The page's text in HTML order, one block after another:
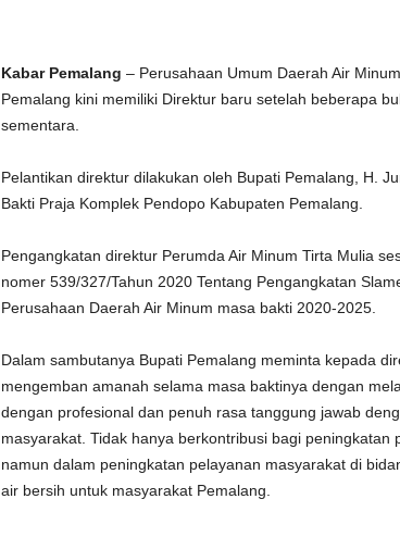
Kabar Pemalang – Perusahaan Umum Daerah Air
Pemalang kini memiliki Direktur baru setelah beberapa
sementara.
Pelantikan direktur dilakukan oleh Bupati Pemalang, H.
Bakti Praja Komplek Pendopo Kabupaten Pemalang.
Pengangkatan direktur Perumda Air Minum Tirta Mulia
nomer 539/327/Tahun 2020 Tentang Pengangkatan
Perusahaan Daerah Air Minum masa bakti 2020-2025.
Dalam sambutanya Bupati Pemalang meminta kepada
mengemban amanah selama masa baktinya dengan
dengan profesional dan penuh rasa tanggung jawab
masyarakat. Tidak hanya berkontribusi bagi peningkatan
namun dalam peningkatan pelayanan masyarakat di
air bersih untuk masyarakat Pemalang.